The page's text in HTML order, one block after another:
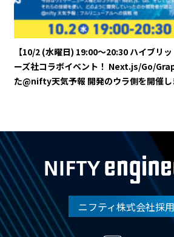
【10/2 (水曜日) 19:00～20:30 ハイブリ
ーズ社コラボイベント！ Next.js/Go/
た@nifty天気予報 開発のウラ側を開催し
ニフティ株式会社採